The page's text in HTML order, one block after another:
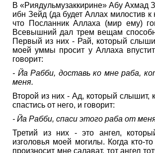
В «Риядульмузаккирине» Абу Ахмад
ибн Зейд (да будет Аллах милостив к
что Посланник Аллаха (мир ему)
Всевышний дал трем вещам
Первый из них - Рай, который
моей уммы просит у Аллаха
говорит:
- Йа Рабби, доставь ко мне раба,
меня.
Второй из них - Ад, который слышит,
спастись от него, и говорит:
- Йа Рабби, спаси этого раба от
Третий из них - это ангел,
изголовья моей могилы. Когда кто-
произносит мне салават, тот ангел